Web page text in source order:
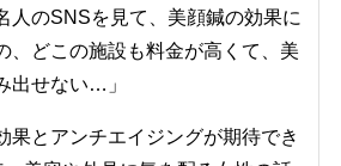
人のSNSを見て、美顔鍼の効果に
、どこの施設も料金が高くて、美
出せない…」
果とアンチエイジングが期待でき